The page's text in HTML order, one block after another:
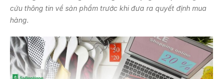
o
o
k
cứu thông tin về sản phẩm trước khi đưa ra quyết định mua
hàng.